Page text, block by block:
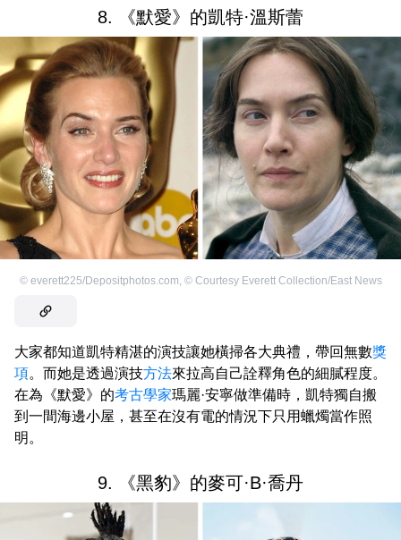
8. 《默愛》的凱特·溫斯蕾
© everett225/Depositphotos.com © Courtesy Everett Collection/East News
大家都知道凱特精湛的演技讓她橫掃各大典禮，帶回無數獎
項。而她是透過演技方法來拉高自己詮釋角色的細膩程度。
在為《默愛》的考古學家瑪麗·安寧做準備時，凱特獨自搬
到一間海邊小屋，甚至在沒有電的情況下只用蠟燭當作照
明。
9. 《黑豹》的麥可·B·喬丹